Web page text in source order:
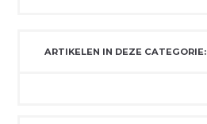
ARTIKELEN IN DEZE CATEGORIE: